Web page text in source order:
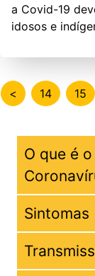
a Covid-19
idosos e
< 14 15
O que é
Coronavírus é
(SARS-CoV-
2019, após
doença
Sintomas
Os sinais e